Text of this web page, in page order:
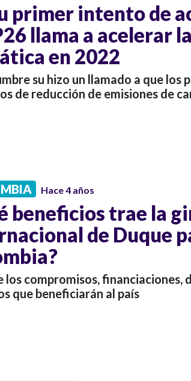
primer intento de
llama a acelerar
en 2022
su hizo un llamado a que los
de reducción de emisiones de
Hace 4 años
beneficios trae la
de Duque
los compromisos, financiaciones,
que beneficiarán al país